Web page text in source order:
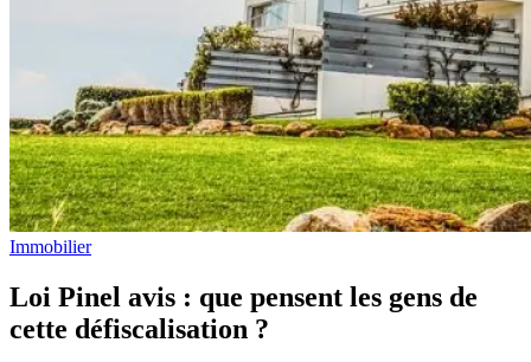
Immobilier
Loi Pinel avis : que pensent les gens de
cette défiscalisation ?